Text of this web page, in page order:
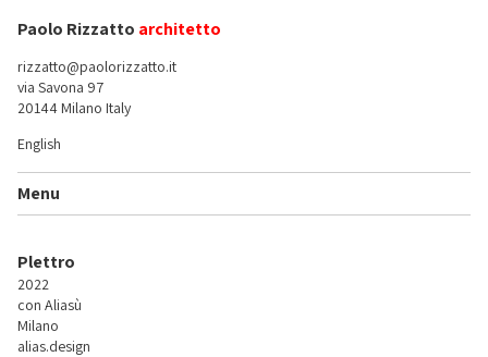
Paolo Rizzatto architetto
rizzatto@paolorizzatto.it
via Savona 97
20144 Milano Italy
English
Menu
Plettro
2022
con Aliasù
Milano
alias.design